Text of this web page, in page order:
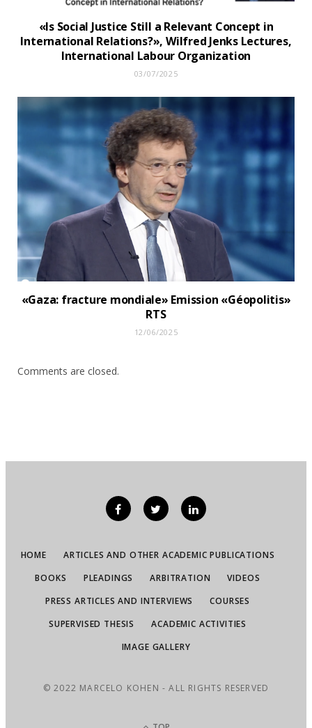
«Is Social Justice Still a Relevant Concept in
International Relations?», Wilfred Jenks Lectures,
International Labour Organization
03/07/2025
«Gaza: fracture mondiale» Emission «Géopolitis»
RTS
12/06/2025
Comments are closed.
HOME
ARTICLES AND OTHER ACADEMIC PUBLICATIONS
BOOKS
PLEADINGS ARBITRATION
VIDEOS
PRESS ARTICLES AND INTERVIEWS
COURSES
SUPERVISED THESIS
ACADEMIC ACTIVITIES
IMAGE GALLERY
© 2022 MARCELO KOHEN - ALL RIGHTS RESERVED